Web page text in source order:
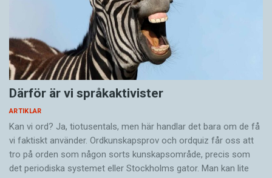
Därför är vi språkaktivister
ARTIKLAR
Kan vi ord? Ja, tiotusentals, men här handlar det bara om de få
vi faktiskt använder. Ordkunskapsprov och ordquiz får oss att
tro på orden som någon sorts kunskapsområde, precis som
det periodiska systemet eller Stockholms gator. Man kan lite